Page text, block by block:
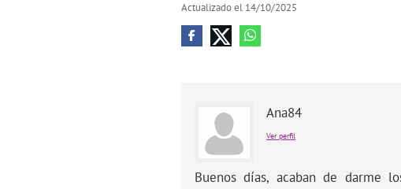
Actualizado el 14/10/2025
Ana84
Ver perfil
Buenos días, acaban de darme